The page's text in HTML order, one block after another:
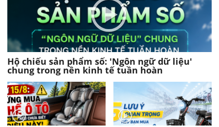
Hộ chiếu sản phẩm số: 'Ngôn ngữ dữ liệu'
chung trong nền kinh tế tuần hoàn